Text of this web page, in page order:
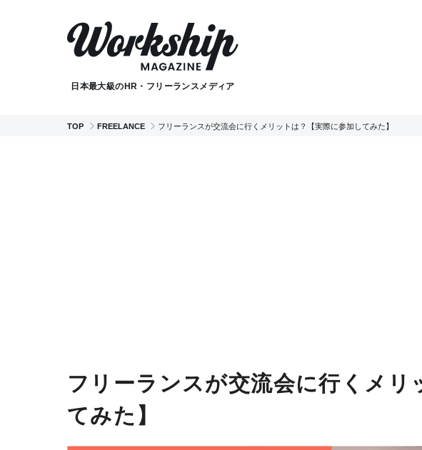
日本最大級のHR・フリーランスメディア
TOP FREELANCE フリーランスが交流会に行くメリットは？【実際に参加してみた】
フリーランスが交流会に行くメリ
てみた】